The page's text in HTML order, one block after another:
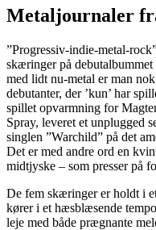
Metaljournaler
”Progressiv-indie-metal-
skæringer på debutalbummet
med lidt nu-metal er man
debutanter, der ’kun’ har
spillet opvarmning for
Spray, leveret et unplugged
singlen ”Warchild” på det
Det er med andre ord en
midtjyske – som presser på
De fem skæringer er holdt i
kører i et hæsblæsende
leje med både prægnante